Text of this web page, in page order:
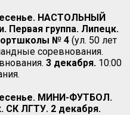
НАСТОЛЬНЫЙ
Первая группа. Липецк.
№ 4 (ул. 50 лет
соревнования.
3 декабря. 10:00
МИНИ-ФУТБОЛ.
СК ЛГТУ. 2 декабря.